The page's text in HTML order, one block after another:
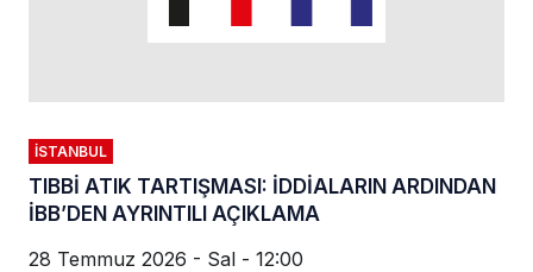
İSTANBUL
TIBBİ ATIK TARTIŞMASI: İDDİALARIN ARDINDAN
İBB’DEN AYRINTILI AÇIKLAMA
28 Temmuz 2026 - Sal - 12:00